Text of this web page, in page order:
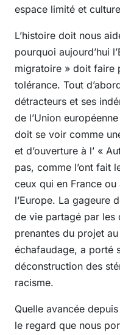
espace limité et
L’histoire doit nous
pourquoi aujourd’hui
migratoire » doit faire
tolérance. Tout
détracteurs et ses
de l’Union
doit se voir comme
et d’ouverture à l’ «
pas, comme l’ont fait
ceux qui en France
l’Europe. La gageure
de vie partagé par les
prenantes du projet
échafaudage, a porté
déconstruction des
racisme.
Quelle avancée
le regard que nous